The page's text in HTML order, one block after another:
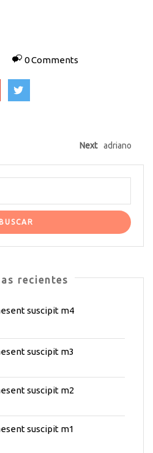
0 Comments
Next adriano
recientes
suscipit m4
suscipit m3
suscipit m2
suscipit m1